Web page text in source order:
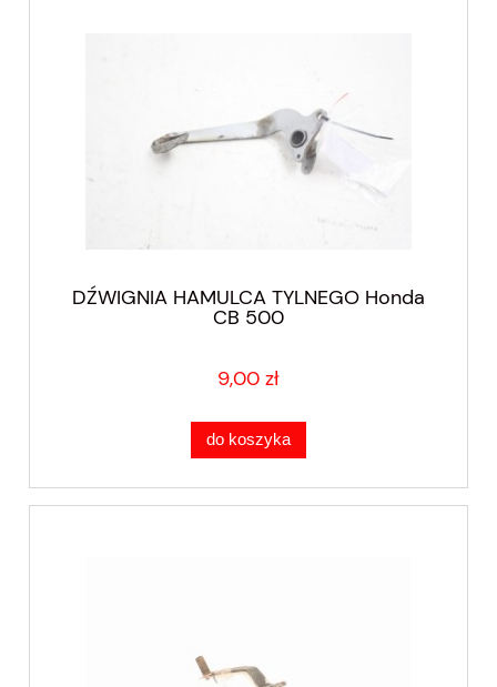
DŹWIGNIA HAMULCA TYLNEGO Honda
CB 500
9,00 zł
do koszyka